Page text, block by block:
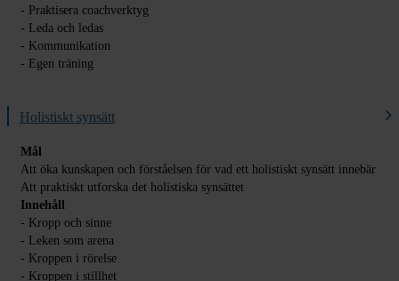
- Praktisera coachverktyg
- Leda och ledas
- Kommunikation
- Egen träning
Holistiskt synsätt
Mål
Att öka kunskapen och förståelsen för vad ett holistiskt synsätt innebär
Att praktiskt utforska det holistiska synsättet
Innehåll
- Kropp och sinne
- Leken som arena
- Kroppen i rörelse
- Kroppen i stillhet